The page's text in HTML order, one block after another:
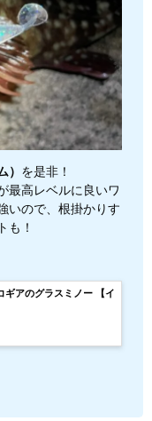
） を是非！
最高レベルに良いワ
いので、根掛かりす
も！
ギアのグラスミノー 【イ